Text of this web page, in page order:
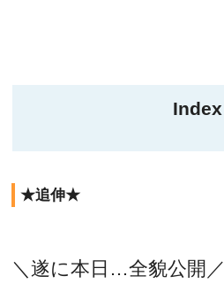
Index
★追伸★
＼遂に本日…全貌公開／